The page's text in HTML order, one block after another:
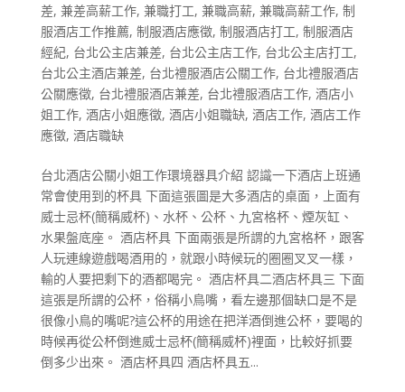
差, 兼差高薪工作, 兼職打工, 兼職高薪, 兼職高薪工作, 制
服酒店工作推薦, 制服酒店應徵, 制服酒店打工, 制服酒店
經紀, 台北公主店兼差, 台北公主店工作, 台北公主店打工,
台北公主酒店兼差, 台北禮服酒店公關工作, 台北禮服酒店
公關應徵, 台北禮服酒店兼差, 台北禮服酒店工作, 酒店小
姐工作, 酒店小姐應徵, 酒店小姐職缺, 酒店工作, 酒店工作
應徵, 酒店職缺
台北酒店公關小姐工作環境器具介紹 認識一下酒店上班通
常會使用到的杯具 下面這張圖是大多酒店的桌面，上面有
威士忌杯(簡稱威杯)、水杯、公杯、九宮格杯、煙灰缸、
水果盤底座。 酒店杯具 下面兩張是所謂的九宮格杯，跟客
人玩連線遊戲喝酒用的，就跟小時候玩的圈圈叉叉一樣，
輸的人要把剩下的酒都喝完。 酒店杯具二酒店杯具三 下面
這張是所謂的公杯，俗稱小鳥嘴，看左邊那個缺口是不是
很像小鳥的嘴呢?這公杯的用途在把洋酒倒進公杯，要喝的
時候再從公杯倒進威士忌杯(簡稱威杯)裡面，比較好抓要
倒多少出來。 酒店杯具四 酒店杯具五...